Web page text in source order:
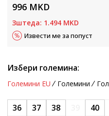
996 MKD
Зштеда: 1.494 MKD
Извести ме за попуст
Избери големина:
Големини EU Големини
36 37 38 40